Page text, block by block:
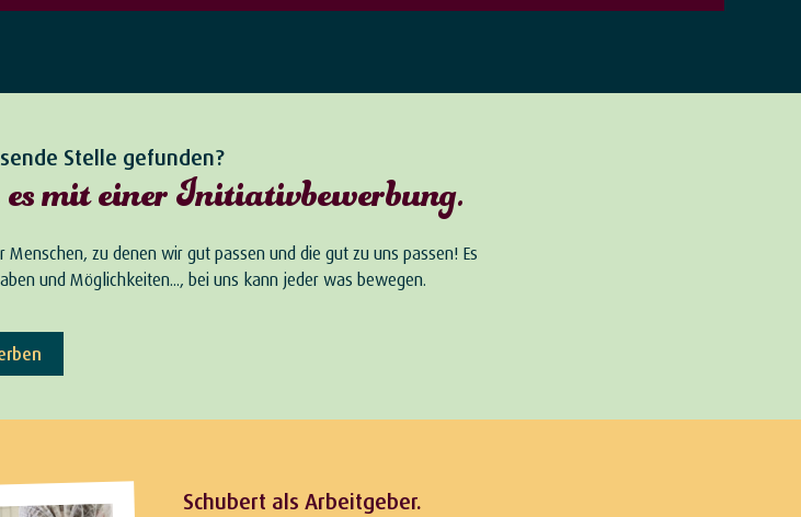
Stelle gefunden?
mit einer Initiativbewerbung.
Menschen, zu denen wir gut passen und die gut zu uns passen! Es
und Möglichkeiten..., bei uns kann jeder was bewegen.
Schubert als Arbeitgeber.